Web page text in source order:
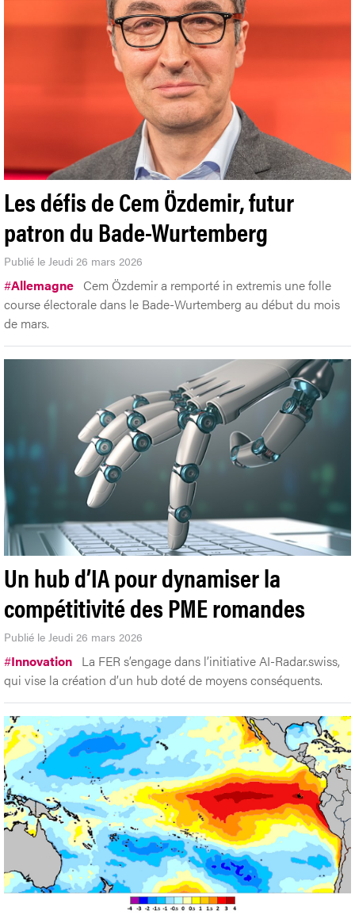
Les défis de Cem Özdemir, futur
patron du Bade-Wurtemberg
Publié le Jeudi 26 mars 2026
#Allemagne Cem Özdemir a remporté in extremis une folle
course électorale dans le Bade-Wurtemberg au début du mois
de mars.
Un hub d’IA pour dynamiser la
compétitivité des PME romandes
Publié le Jeudi 26 mars 2026
#Innovation La FER s’engage dans l’initiative AI-Radar.swiss,
qui vise la création d’un hub doté de moyens conséquents.